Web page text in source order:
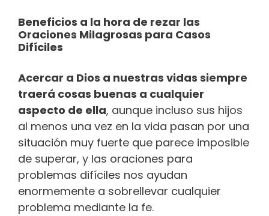
Beneficios a la hora de rezar las
Oraciones Milagrosas para Casos
Difíciles
Acercar a Dios a nuestras vidas siempre
traerá cosas buenas a cualquier
aspecto de ella, aunque incluso sus hijos
al menos una vez en la vida pasan por una
situación muy fuerte que parece imposible
de superar, y las oraciones para
problemas difíciles nos ayudan
enormemente a sobrellevar cualquier
problema mediante la fe.